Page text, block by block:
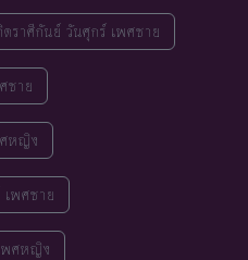
ดราศีกันย์ วันศุกร์ เพศชาย
ชาย
ศหญิง
เพศชาย
พศหญิง